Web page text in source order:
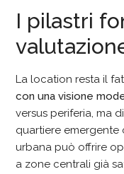
I pilastri
La location resta il
con una visione
versus periferia, ma
quartiere
urbana può offrire
a zone centrali già